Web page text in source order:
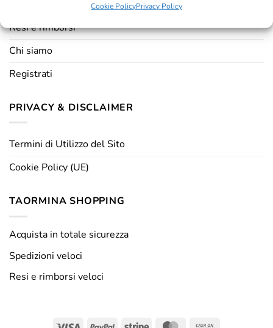
Cookie PolicyPrivacy Policy
Resi e rimborsi
Chi siamo
Registrati
PRIVACY & DISCLAIMER
Termini di Utilizzo del Sito
Cookie Policy (UE)
TAORMINA SHOPPING
Acquista in totale sicurezza
Spedizioni veloci
Resi e rimborsi veloci